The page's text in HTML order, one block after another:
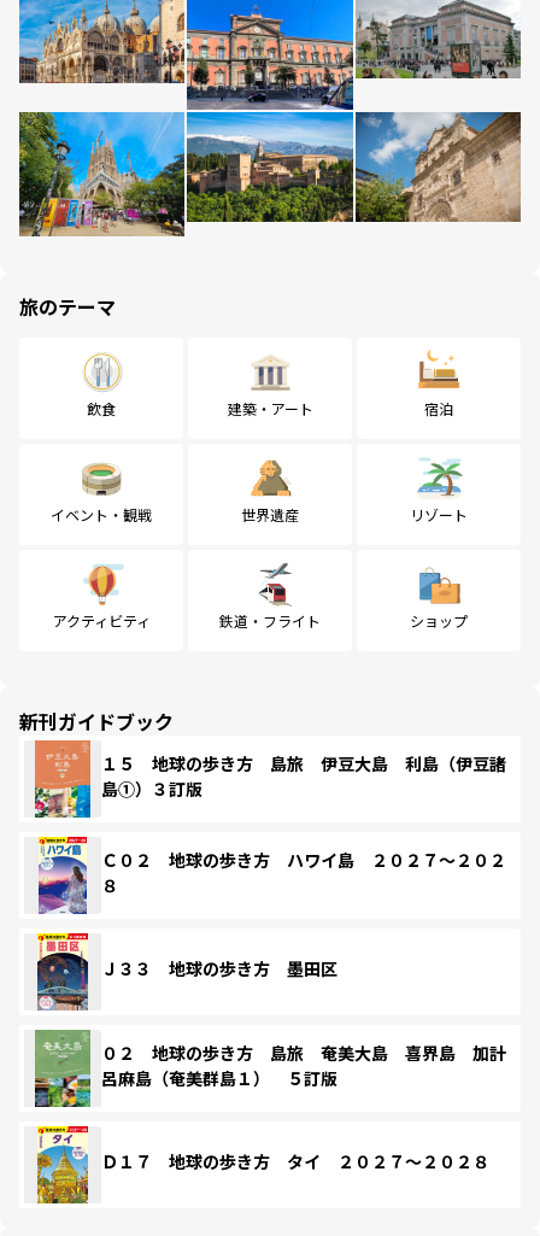
旅のテーマ
飲食 建築・アート 宿泊
イベント・観戦 世界遺産 リゾート
アクティビティ 鉄道・フライト ショップ
新刊ガイドブック
１５ 地球の歩き方 島旅 伊豆大島 利島（伊豆諸
島①）３訂版
Ｃ０２ 地球の歩き方 ハワイ島 ２０２７～２０２
８
Ｊ３３ 地球の歩き方 墨田区
０２ 地球の歩き方 島旅 奄美大島 喜界島 加計
呂麻島（奄美群島１） ５訂版
Ｄ１７ 地球の歩き方 タイ ２０２７～２０２８